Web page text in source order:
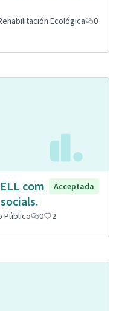
Ecológica
0
com
Acceptada
Público 0 2